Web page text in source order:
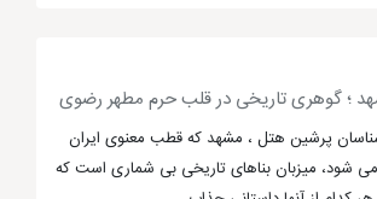
معنوی تر را تجربه کنید. در این مطلب
دسترسی به اماکن مذهبی مشهد ذکر شده
؛ گوهری تاریخی در قلب حرم مطهر رضوی
پرشین هتل ، مشهد که قطب معنوی ایران
شود، میزبان بناهای تاریخی بی شماری است که